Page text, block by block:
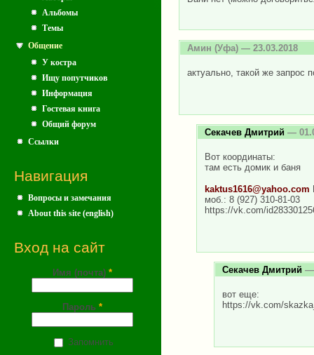
Альбомы
Темы
Общение
У костра
Ищу попутчиков
Информация
Гостевая книга
Общий форум
Ссылки
Навигация
Вопросы и замечания
About this site (english)
Вход на сайт
Имя (почта) *
Пароль *
Запомнить
Амин (Уфа) — 23.03.2018
актуально, такой же запрос
Секачев Дмитрий —
Вот координаты:
там есть домик и баня
kaktus1616@yahoo.com
моб.: 8 (927) 310-81-03
https://vk.com/
Секачев Дмитрий —
вот еще:
https://vk.com/